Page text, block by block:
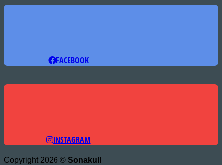
FACEBOOK
INSTAGRAM
Copyright 2026 © Sonakull